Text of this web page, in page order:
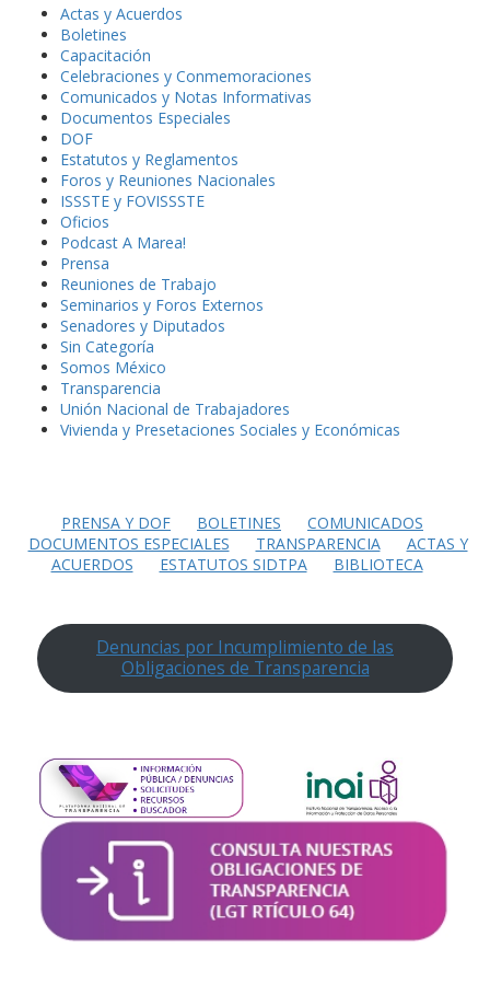
Actas y Acuerdos
Boletines
Capacitación
Celebraciones y Conmemoraciones
Comunicados y Notas Informativas
Documentos Especiales
DOF
Estatutos y Reglamentos
Foros y Reuniones Nacionales
ISSSTE y FOVISSSTE
Oficios
Podcast A Marea!
Prensa
Reuniones de Trabajo
Seminarios y Foros Externos
Senadores y Diputados
Sin Categoría
Somos México
Transparencia
Unión Nacional de Trabajadores
Vivienda y Presetaciones Sociales y Económicas
PRENSA Y DOF BOLETINES
COMUNICADOS
DOCUMENTOS ESPECIALES
TRANSPARENCIA
ACTAS Y
ACUERDOS
ESTATUTOS SIDTPA BIBLIOTECA
Denuncias por Incumplimiento de las
Obligaciones de Transparencia